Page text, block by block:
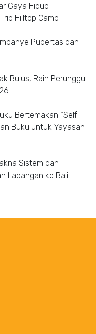
Gaya Hidup
Hilltop Camp
Pubertas dan
Bulus, Raih Perunggu
Bertemakan “Self-
Buku untuk Yayasan
Sistem dan
Lapangan ke Bali